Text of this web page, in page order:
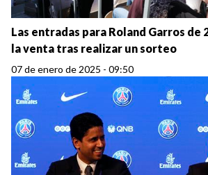
Las entradas para Roland Garros de
la venta tras realizar un sorteo
07 de enero de 2025 - 09:50